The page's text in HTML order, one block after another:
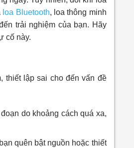
loa Bluetooth, loa thông minh
trải nghiệm của bạn. Hãy
cố này.
thiết lập sai cho đến vấn đề
do khoảng cách quá xa,
quên bật nguồn hoặc thiết